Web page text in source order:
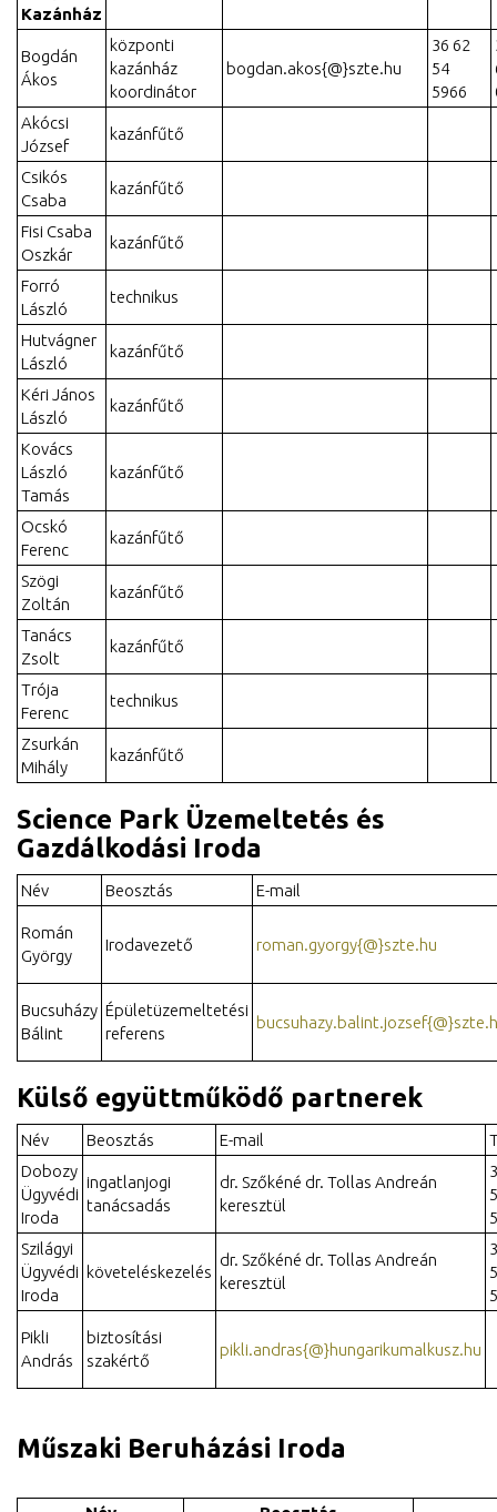
Kazánház
Bogdán
Ákos
központi
kazánház
koordinátor
bogdan.akos{@}szte.hu
36 62
54
5966
Akócsi
József
kazánfűtő
Csikós
Csaba
kazánfűtő
Fisi Csaba
Oszkár
kazánfűtő
Forró
László
technikus
Hutvágner
László
kazánfűtő
Kéri János
László
kazánfűtő
Kovács
László
Tamás
kazánfűtő
Ocskó
Ferenc
kazánfűtő
Szögi
Zoltán
kazánfűtő
Tanács
Zsolt
kazánfűtő
Trója
Ferenc
technikus
Zsurkán
Mihály
kazánfűtő
Science Park Üzemeltetés és
Gazdálkodási Iroda
Név Beosztás E-mail
Román
György
Irodavezető roman.gyorgy{@}szte.hu
Bucsuházy
Bálint
Épületüzemeltetési
referens
Külső együttműködő partnerek
Név Beosztás E-mail
Dobozy
Ügyvédi
Iroda
ingatlanjogi
tanácsadás
dr. Szőkéné dr. Tollas Andreán
keresztül
Szilágyi
Ügyvédi
Iroda
követeléskezelés
dr. Szőkéné dr. Tollas Andreán
keresztül
Pikli
András
biztosítási
szakértő
pikli.andras{@}hungarikumalkusz.hu
Műszaki Beruházási Iroda